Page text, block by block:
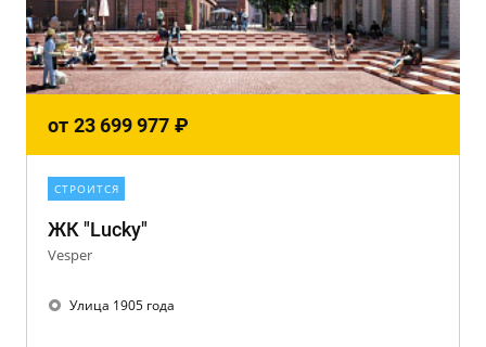
от 23 699 977 ₽
СТРОИТСЯ
ЖК "Lucky"
Vesper
Улица 1905 года